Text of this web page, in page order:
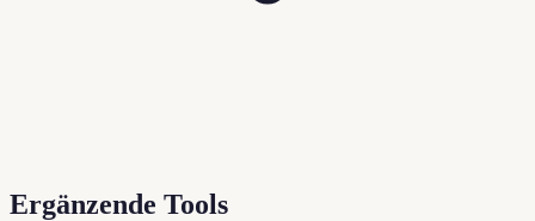
Ergänzende Tools